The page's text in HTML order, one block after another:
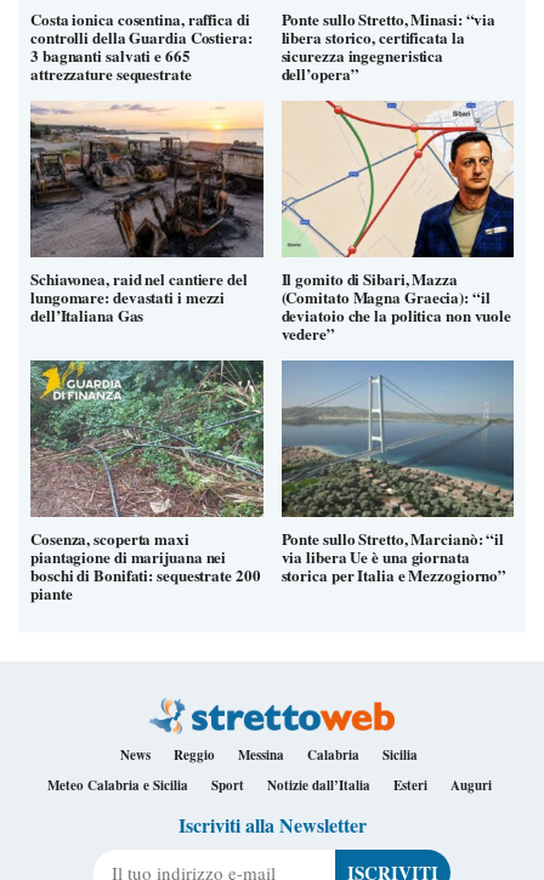
Costa ionica cosentina, raffica di
controlli della Guardia Costiera:
3 bagnanti salvati e 665
attrezzature sequestrate
Ponte sullo Stretto, Minasi: “via
libera storico, certificata la
sicurezza ingegneristica
dell’opera”
Schiavonea, raid nel cantiere del
lungomare: devastati i mezzi
dell’Italiana Gas
Il gomito di Sibari, Mazza
(Comitato Magna Graecia): “il
deviatoio che la politica non vuole
vedere”
Cosenza, scoperta maxi
piantagione di marijuana nei
boschi di Bonifati: sequestrate 200
piante
Ponte sullo Stretto, Marcianò: “il
via libera Ue è una giornata
storica per Italia e Mezzogiorno”
News Reggio Messina Calabria
Sicilia
Meteo Calabria e Sicilia
Sport Notizie dall’Italia Esteri Auguri
Iscriviti alla Newsletter